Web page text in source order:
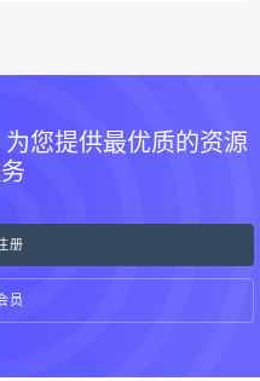
为您提供最优质的资源
册
员